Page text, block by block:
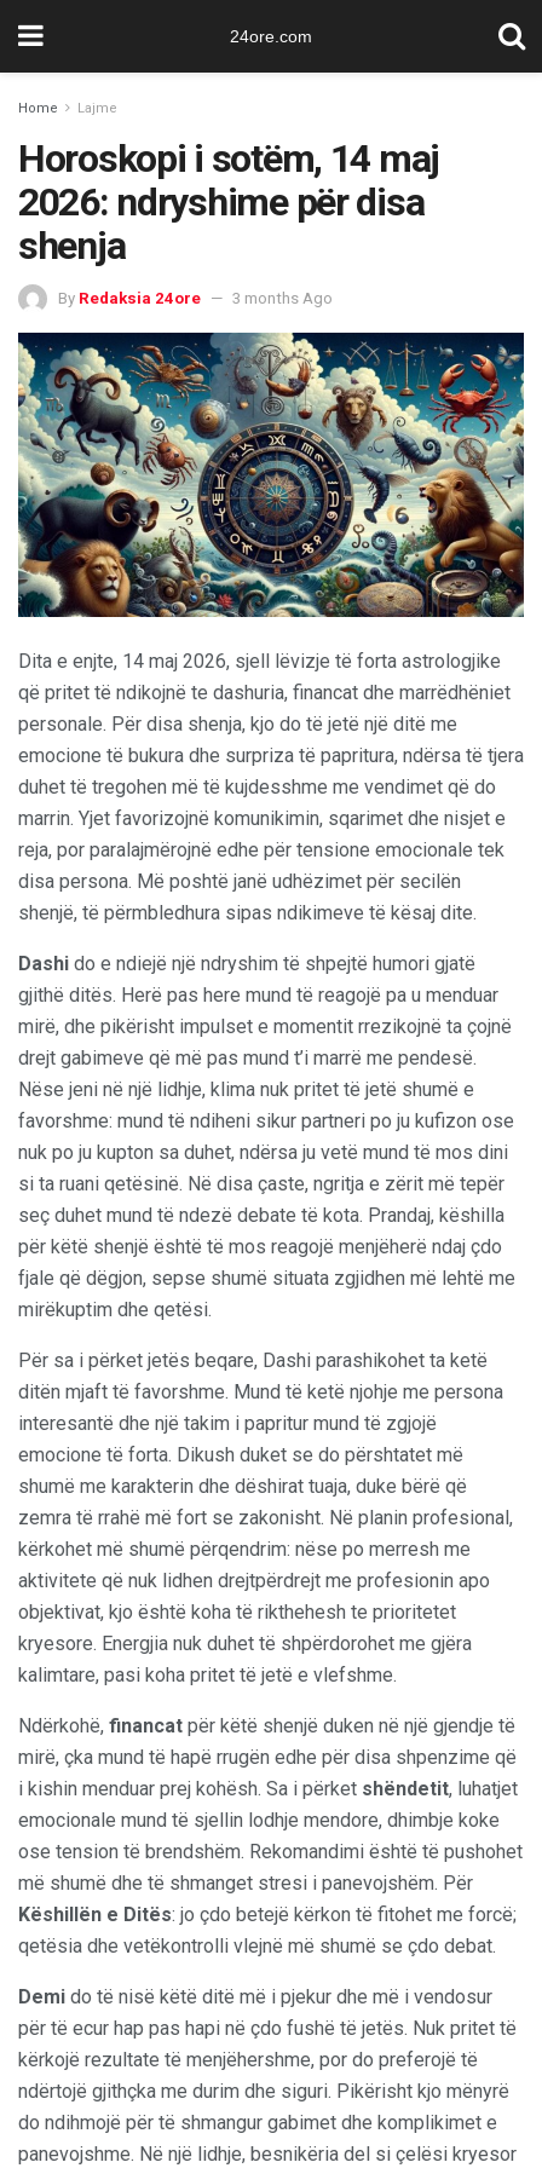
24ore.com
Home Lajme
Horoskopi i sotëm, 14 maj
2026: ndryshime për disa
shenja
By Redaksia 24ore 3 months Ago
Dita e enjte, 14 maj 2026, sjell lëvizje të forta astrologjike
që pritet të ndikojnë te dashuria, financat dhe marrëdhëniet
personale. Për disa shenja, kjo do të jetë një ditë me
emocione të bukura dhe surpriza të papritura, ndërsa të tjera
duhet të tregohen më të kujdesshme me vendimet që do
marrin. Yjet favorizojnë komunikimin, sqarimet dhe nisjet e
reja, por paralajmërojnë edhe për tensione emocionale tek
disa persona. Më poshtë janë udhëzimet për secilën
shenjë, të përmbledhura sipas ndikimeve të kësaj dite.
Dashi do e ndiejë një ndryshim të shpejtë humori gjatë
gjithë ditës. Herë pas here mund të reagojë pa u menduar
mirë, dhe pikërisht impulset e momentit rrezikojnë ta çojnë
drejt gabimeve që më pas mund t’i marrë me pendesë.
Nëse jeni në një lidhje, klima nuk pritet të jetë shumë e
favorshme: mund të ndiheni sikur partneri po ju kufizon ose
nuk po ju kupton sa duhet, ndërsa ju vetë mund të mos dini
si ta ruani qetësinë. Në disa çaste, ngritja e zërit më tepër
seç duhet mund të ndezë debate të kota. Prandaj, këshilla
për këtë shenjë është të mos reagojë menjëherë ndaj çdo
fjale që dëgjon, sepse shumë situata zgjidhen më lehtë me
mirëkuptim dhe qetësi.
Për sa i përket jetës beqare, Dashi parashikohet ta ketë
ditën mjaft të favorshme. Mund të ketë njohje me persona
interesantë dhe një takim i papritur mund të zgjojë
emocione të forta. Dikush duket se do përshtatet më
shumë me karakterin dhe dëshirat tuaja, duke bërë që
zemra të rrahë më fort se zakonisht. Në planin profesional,
kërkohet më shumë përqendrim: nëse po merresh me
aktivitete që nuk lidhen drejtpërdrejt me profesionin apo
objektivat, kjo është koha të rikthehesh te prioritetet
kryesore. Energjia nuk duhet të shpërdorohet me gjëra
kalimtare, pasi koha pritet të jetë e vlefshme.
Ndërkohë, financat për këtë shenjë duken në një gjendje të
mirë, çka mund të hapë rrugën edhe për disa shpenzime që
i kishin menduar prej kohësh. Sa i përket shëndetit, luhatjet
emocionale mund të sjellin lodhje mendore, dhimbje koke
ose tension të brendshëm. Rekomandimi është të pushohet
më shumë dhe të shmanget stresi i panevojshëm. Për
Këshillën e Ditës: jo çdo betejë kërkon të fitohet me forcë;
qetësia dhe vetëkontrolli vlejnë më shumë se çdo debat.
Demi do të nisë këtë ditë më i pjekur dhe më i vendosur
për të ecur hap pas hapi në çdo fushë të jetës. Nuk pritet të
kërkojë rezultate të menjëhershme, por do preferojë të
ndërtojë gjithçka me durim dhe siguri. Pikërisht kjo mënyrë
do ndihmojë për të shmangur gabimet dhe komplikimet e
panevojshme. Në një lidhje, besnikëria del si çelësi kryesor